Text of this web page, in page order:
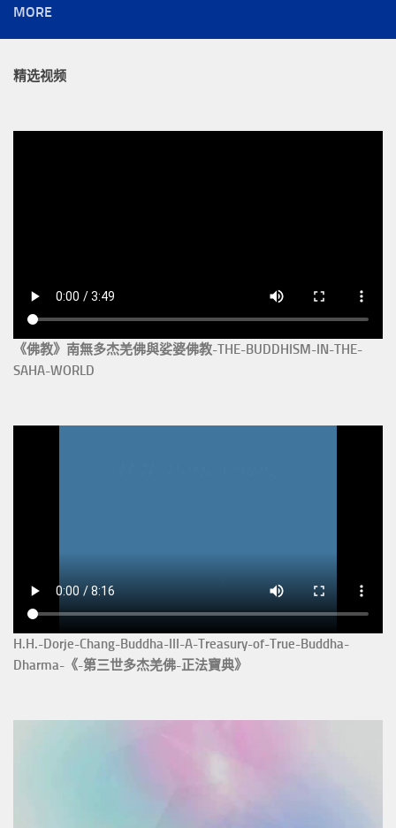
MORE
精选视频
《佛教》南無多杰羌佛與娑婆佛教-THE-BUDDHISM-IN-THE-
SAHA-WORLD
H.H.-Dorje-Chang-Buddha-III-A-Treasury-of-True-Buddha-
Dharma-《-第三世多杰羌佛-正法寶典》